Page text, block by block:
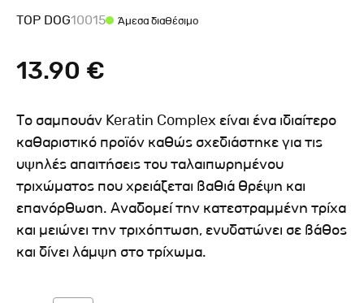
TOP DOG10015 Άμεσα διαθέσιμο
13.90 €
Το σαμπουάν Keratin Complex είναι ένα ιδιαίτερο
καθαριστικό προϊόν καθώς σχεδιάστηκε για τις
υψηλές απαιτήσεις του ταλαιπωρημένου
τριχώματος που χρειάζεται βαθιά θρέψη και
επανόρθωση. Αναδομεί την κατεστραμμένη τρίχα
και μειώνει την τριχόπτωση, ενυδατώνει σε βάθος
και δίνει λάμψη στο τρίχωμα.